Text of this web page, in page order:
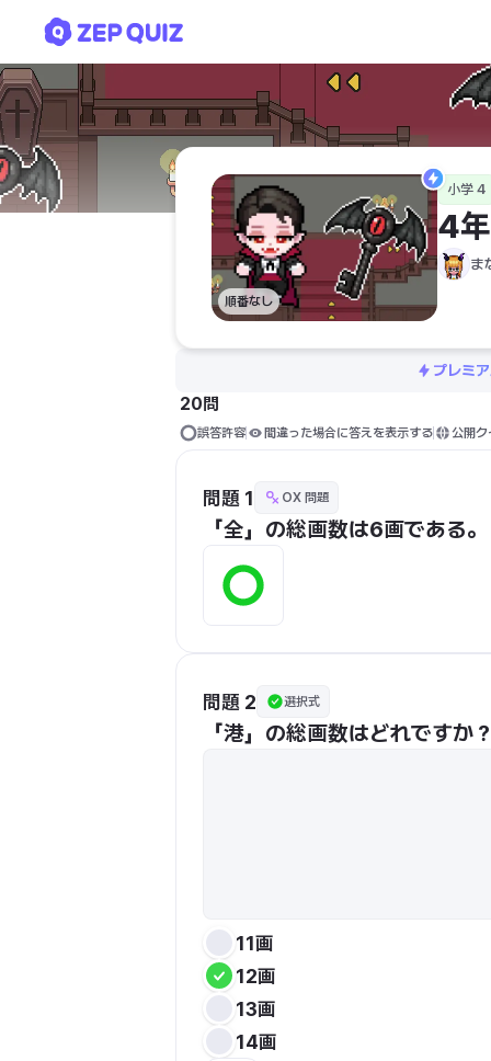
順番なし
小学 4
4
ま
プレミ
20問
誤答許容 間違った場合に答えを表示する 公開ク
問題 1 OX 問題
「全」の総画数は6画である。
問題 2 選択式
「港」の総画数はどれですか
11画
12画
13画
14画